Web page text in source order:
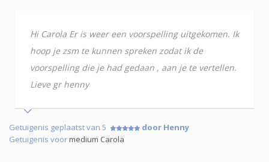
Hi Carola Er is weer een voorspelling uitgekomen. Ik
hoop je zsm te kunnen spreken zodat ik de
voorspelling die je had gedaan , aan je te vertellen.
Lieve gr henny
Getuigenis geplaatst van 5
door Henny
Getuigenis voormedium Carola